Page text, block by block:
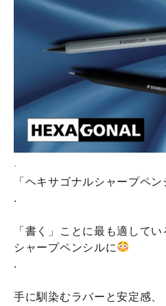
「ヘキサゴナルシャープペ
.
「書く」ことに最も適して
シャープペンシルに
.
手に馴染むラバーと安定感、